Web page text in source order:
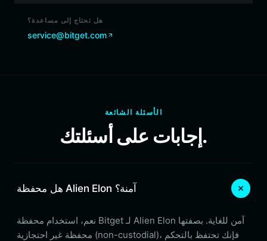
هل تحتاج إلى مساعدة؟
service@bitget.com
الأسئلة الشائعة
إجابات على أسئلتك.
هل محفظة Alien Elon آمنة؟
نعم، استخدام محفظة Bitget لـ Alien Elon آمن للغاية. بصفتها
محفظة غير احتجازية (non-custodial)، فإنك تحتفظ بالتحكم